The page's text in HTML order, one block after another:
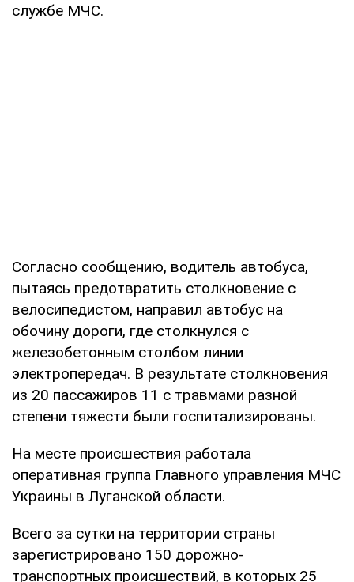
службе МЧС.
Согласно сообщению, водитель автобуса,
пытаясь предотвратить столкновение с
велосипедистом, направил автобус на
обочину дороги, где столкнулся с
железобетонным столбом линии
электропередач. В результате столкновения
из 20 пассажиров 11 с травмами разной
степени тяжести были госпитализированы.
На месте происшествия работала
оперативная группа Главного управления МЧС
Украины в Луганской области.
Всего за сутки на территории страны
зарегистрировано 150 дорожно-
транспортных происшествий, в которых 25